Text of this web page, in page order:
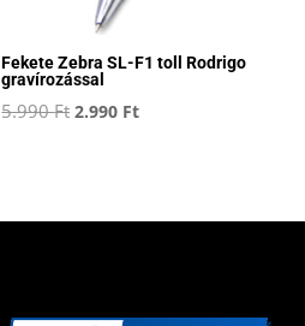
Fekete Zebra SL-F1 toll Rodrigo
gravírozással
5.990Ft Original
2.990 FtCurrent